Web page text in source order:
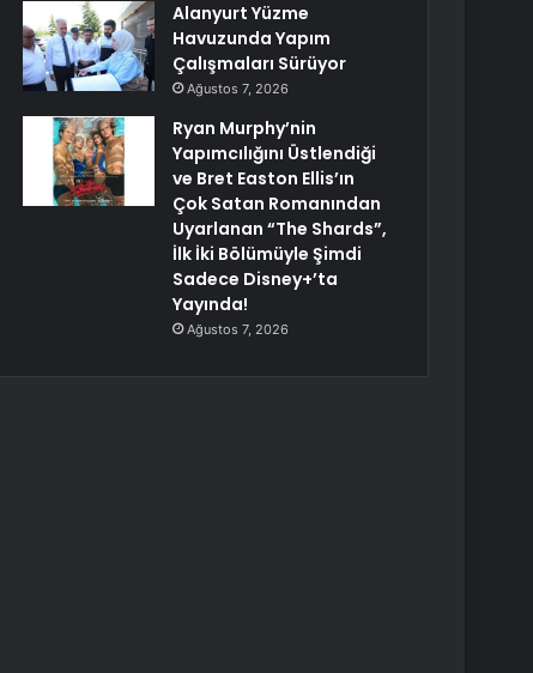
Alanyurt Yüzme
Havuzunda Yapım
Çalışmaları Sürüyor
Ağustos 7, 2026
Ryan Murphy’nin
Yapımcılığını Üstlendiği
ve Bret Easton Ellis’ın
Çok Satan Romanından
Uyarlanan “The Shards”,
İlk İki Bölümüyle Şimdi
Sadece Disney+’ta
Yayında!
Ağustos 7, 2026